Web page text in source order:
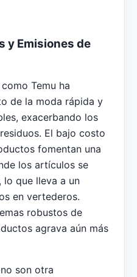
y Emisiones de
Temu ha
de la moda rápida y
exacerbando los
El bajo costo
fomentan una
los artículos se
lo que lleva a un
en vertederos.
robustos de
agrava aún más
son otra